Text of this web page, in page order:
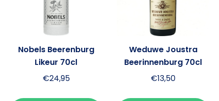
Nobels Beerenburg
Likeur 70cl
€24,95
Weduwe Joustra
Beerinnenburg 70cl
€13,50